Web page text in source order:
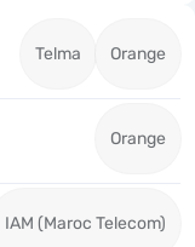
Telma Orange
Orange
IAM (Maroc Telecom)